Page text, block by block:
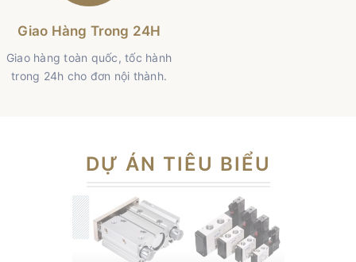
Giao Hàng Trong 24H
Giao hàng toàn quốc, tốc hành
trong 24h cho đơn nội thành.
DỰ ÁN TIÊU BIỂU